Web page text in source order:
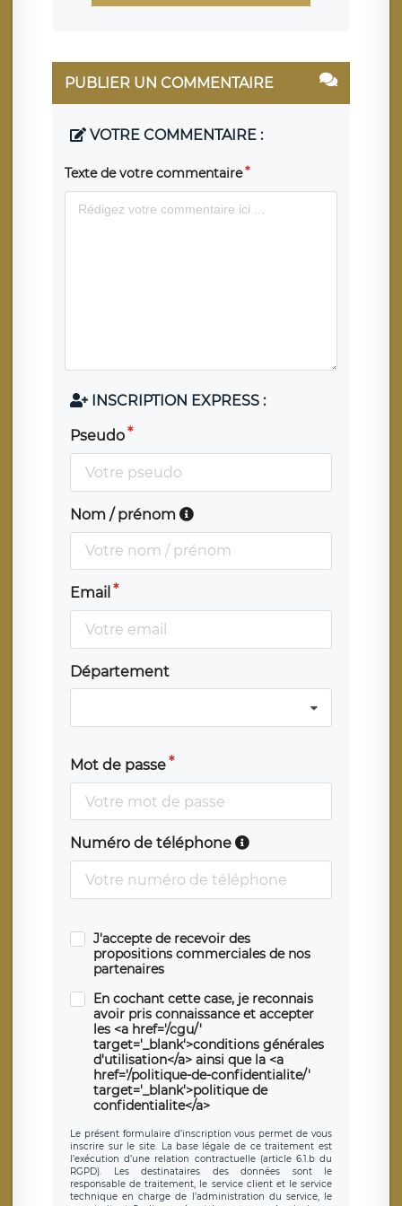
PUBLIER UN COMMENTAIRE
VOTRE COMMENTAIRE :
Texte de votre commentaire
INSCRIPTION EXPRESS :
Pseudo
Nom / prénom
Email
Département
Mot de passe
Numéro de téléphone
J'accepte de recevoir des
propositions commerciales de nos
partenaires
En cochant cette case, je reconnais
avoir pris connaissance et accepter
les <a href='/cgu/'
target='_blank'>conditions générales
d'utilisation</a> ainsi que la <a
href='/politique-de-confidentialite/'
target='_blank'>politique de
confidentialite</a>
Le présent formulaire d’inscription vous permet de vous
inscrire sur le site. La base légale de ce traitement est
l’exécution d’une relation contractuelle (article 6.1.b du
RGPD). Les destinataires des données sont le
responsable de traitement, le service client et le service
technique en charge de l’administration du service, le